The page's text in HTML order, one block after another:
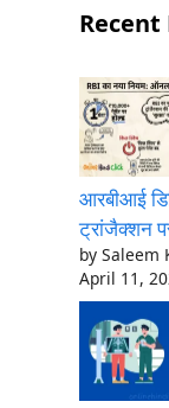
Recent
आरबीआई
ट्रांजैक्शन
by Saleem
April 11,